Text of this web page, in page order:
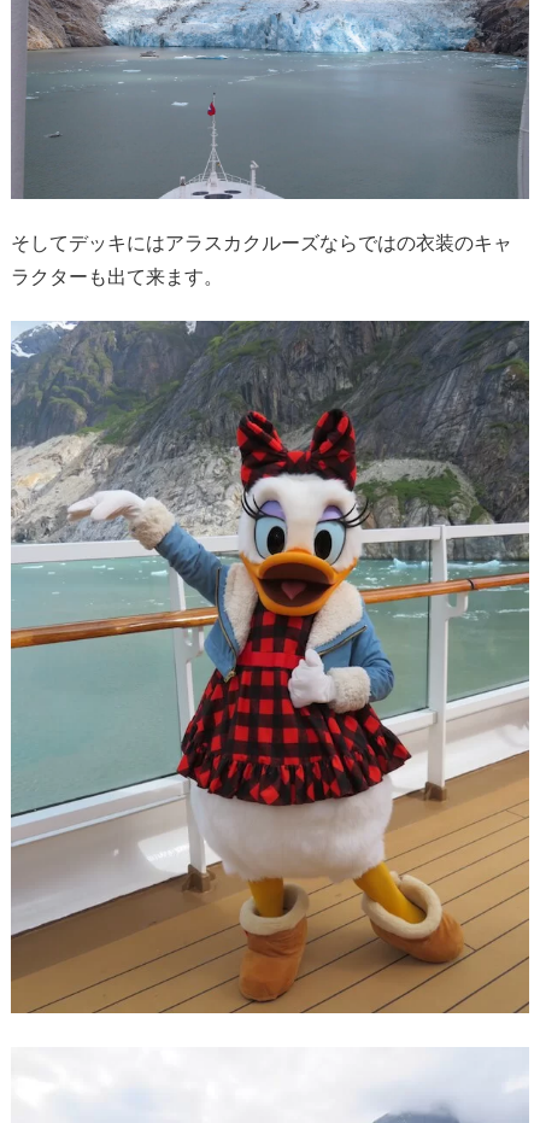
そしてデッキにはアラスカクルーズならではの衣装のキャ
ラクターも出て来ます。